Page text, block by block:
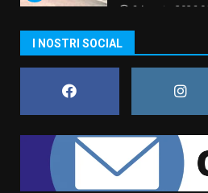
6 Agosto 2026
assoluta de
Belvedere. Il
6 Agosto 2026
Rivoluzione”:
Banda”
I NOSTRI SOCIAL